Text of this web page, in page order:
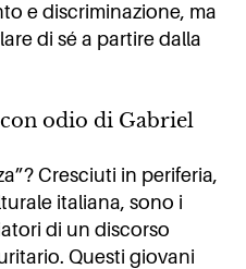
e discriminazione, ma
di sé a partire dalla
odio di Gabriel
Cresciuti in periferia,
italiana, sono i
di un discorso
Questi giovani